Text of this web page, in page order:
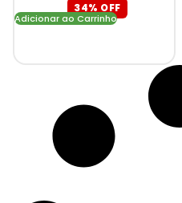
34% OFF
Adicionar ao Carrinho